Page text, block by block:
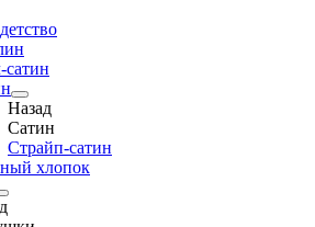
сатин
Назад
Сатин
Страйп-сатин
хлопок